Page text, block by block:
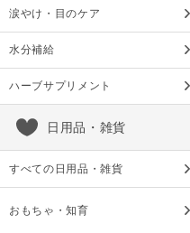
涙やけ・目のケア
水分補給
ハーブサプリメント
日用品・雑貨
すべての日用品・雑貨
おもちゃ・知育